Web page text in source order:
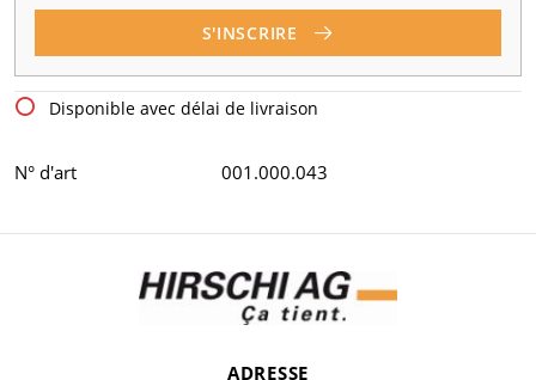
S'INSCRIRE
Disponible avec délai de livraison
N° d'art 001.000.043
ADRESSE